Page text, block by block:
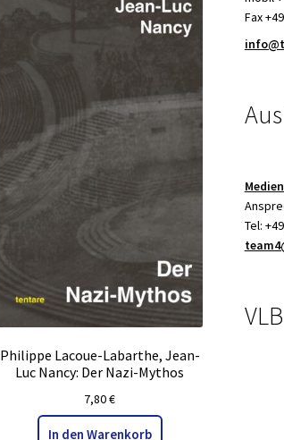
Philippe Lacoue-Labarthe, Jean-
Luc Nancy: Der Nazi-Mythos
7,80€
In den Warenkorb
Fax
Tel: